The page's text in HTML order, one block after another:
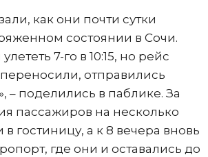
как они почти сутки
состоянии в Сочи.
7-го в 10:15, но рейс
отправились
– поделились в паблике. За
пассажиров на несколько
в гостиницу, а к 8 вечера вновь
где они и оставались до